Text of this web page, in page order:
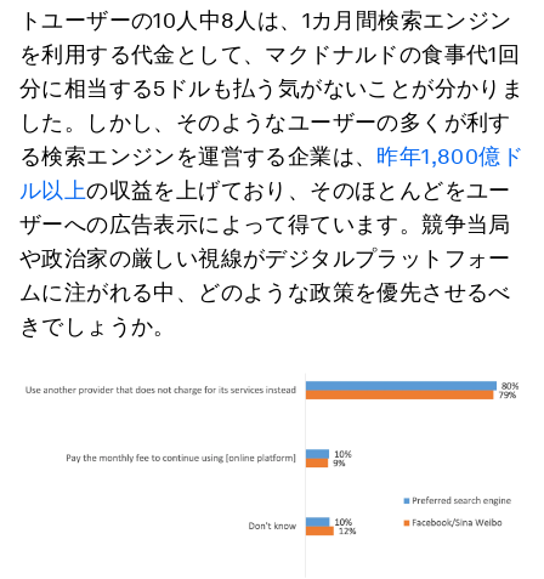
トユーザーの10人中8人は、1カ月間検索エンジン
を利用する代金として、マクドナルドの食事代1回
分に相当する5ドルも払う気がないことが分かりま
した。しかし、そのようなユーザーの多くが利す
る検索エンジンを運営する企業は、 昨年1,800億ド
ル以上の収益を上げており、そのほとんどをユー
ザーへの広告表示によって得ています。競争当局
や政治家の厳しい視線がデジタルプラットフォー
ムに注がれる中、どのような政策を優先させるべ
きでしょうか。